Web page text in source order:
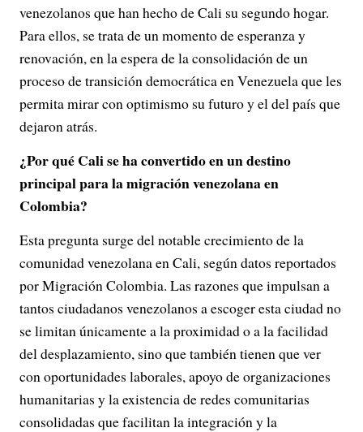
venezolanos que han hecho de Cali su segundo hogar.
Para ellos, se trata de un momento de esperanza y
renovación, en la espera de la consolidación de un
proceso de transición democrática en Venezuela que les
permita mirar con optimismo su futuro y el del país que
dejaron atrás.
¿Por qué Cali se ha convertido en un destino
principal para la migración venezolana en
Colombia?
Esta pregunta surge del notable crecimiento de la
comunidad venezolana en Cali, según datos reportados
por Migración Colombia. Las razones que impulsan a
tantos ciudadanos venezolanos a escoger esta ciudad no
se limitan únicamente a la proximidad o a la facilidad
del desplazamiento, sino que también tienen que ver
con oportunidades laborales, apoyo de organizaciones
humanitarias y la existencia de redes comunitarias
consolidadas que facilitan la integración y la